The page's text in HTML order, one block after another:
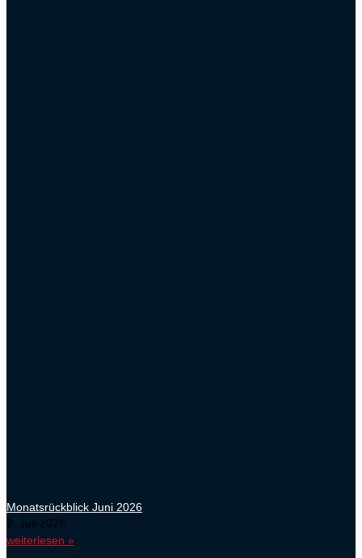
Monatsrückblick Juni 2026
2. Juli 2026
weiterlesen »